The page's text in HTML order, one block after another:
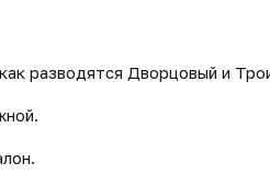
разводятся Дворцовый и